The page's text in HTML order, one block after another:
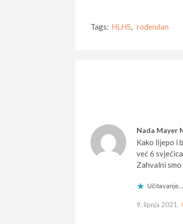
Tags: HLHS, rođendan
Nada Mayer
Kako lijepo i
već 6
Zahvalni smo
Učitavanje...
9. lipnja 2021.